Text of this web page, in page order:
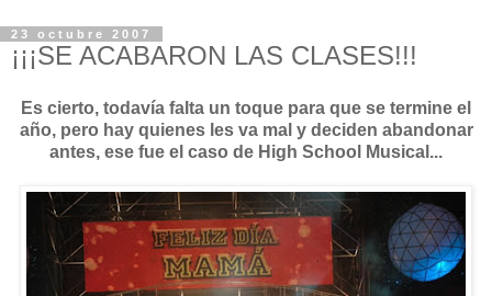
23 octubre 2007
¡¡¡SE ACABARON LAS CLASES!!!
Es cierto, todavía falta un toque para que se termine el
año, pero hay quienes les va mal y deciden abandonar
antes, ese fue el caso de High School Musical...